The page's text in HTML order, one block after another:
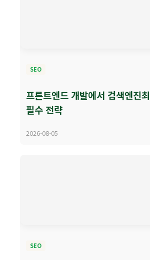
SEO
프론트엔드 개발에서 검색엔진
필수 전략
2026-08-05
SEO